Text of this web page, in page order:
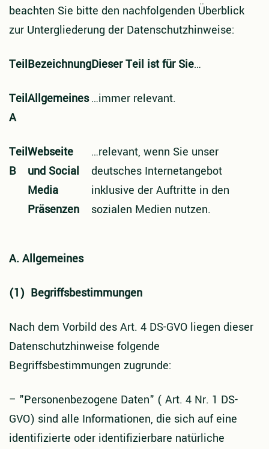
beachten Sie bitte den nachfolgenden Überblick
zur Untergliederung der Datenschutzhinweise:
TeilBezeichnungDieser Teil ist für Sie…
Teil
A
Allgemeines…immer relevant.
Teil
B
Webseite
und Social
Media
Präsenzen
…relevant, wenn Sie unser
deutsches Internetangebot
inklusive der Auftritte in den
sozialen Medien nutzen.
A. Allgemeines
(1) Begriffsbestimmungen
Nach dem Vorbild des Art. 4 DS-GVO liegen dieser
Datenschutzhinweise folgende
Begriffsbestimmungen zugrunde:
– "Personenbezogene Daten" ( Art. 4 Nr. 1 DS-
GVO) sind alle Informationen, die sich auf eine
identifizierte oder identifizierbare natürliche